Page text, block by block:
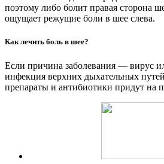
поэтому либо болит правая сторона
ощущает режущие боли в шее слева.
Как лечить боль в шее?
Если причина заболевания — вирус
инфекция верхних дыхательных
препараты и антибиотики придут на